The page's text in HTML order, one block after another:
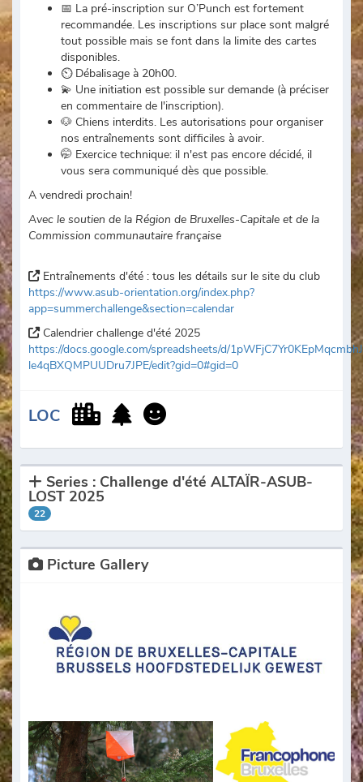
📅 La pré-inscription sur O’Punch est fortement
recommandée. Les inscriptions sur place sont malgré
tout possible mais se font dans la limite des cartes
disponibles.
⏲ Débalisage à 20h00.
💫 Une initiation est possible sur demande (à préciser
en commentaire de l'inscription).
🐶 Chiens interdits. Les autorisations pour organiser
nos entraînements sont difficiles à avoir.
🤭 Exercice technique: il n'est pas encore décidé, il
vous sera communiqué dès que possible.
A vendredi prochain!
Avec le soutien de la Région de Bruxelles-Capitale et de la
Commission communautaire française
Entraînements d'été : tous les détails sur le site du club
https://www.asub-orientation.org/index.php?
app=summerchallenge&section=calendar
Calendrier challenge d'été 2025
https://docs.google.com/spreadsheets/d/
le4qBXQMPUUDru7JPE/edit?gid=0#gid=0
LOC
Series : Challenge d'été ALTAÏR-ASUB-
LOST 2025
22
Picture Gallery